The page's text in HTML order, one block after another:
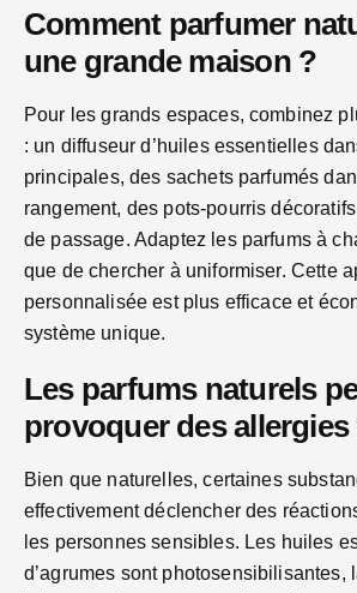
Comment parfumer
une grande maison ?
Pour les grands espaces, combinez
: un diffuseur d’huiles essentielles
principales, des sachets parfumés
rangement, des pots-pourris
de passage. Adaptez les parfums à
que de chercher à uniformiser. Cette
personnalisée est plus efficace et
système unique.
Les parfums naturels
provoquer des allergies
Bien que naturelles, certaines
effectivement déclencher des
les personnes sensibles. Les huiles
d’agrumes sont photosensibilisantes,